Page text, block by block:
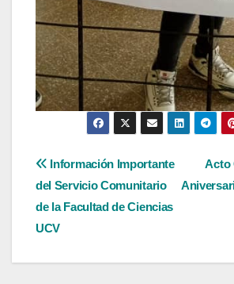
Navegación
de
entradas
Acto
Información Importante
del Servicio Comunitario
de la Facultad de Ciencias
UCV